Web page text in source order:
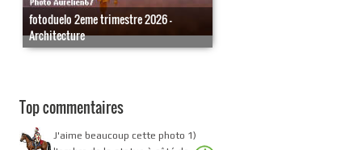
fotoduelo 2eme trimestre 2026 -
Architecture
Top commentaires
J'aime beaucoup cette photo 1)